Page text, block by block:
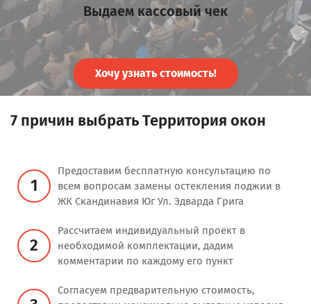
Выдаем кассовый чек
Хочу узнать стоимость!
7 причин выбрать Территория окон
1
Предоставим бесплатную консультацию по
всем вопросам замены остекления лоджии в
ЖК Скандинавия Юг Ул. Эдварда Грига
2
Рассчитаем индивидуальный проект в
необходимой комплектации, дадим
комментарии по каждому его пункт
Согласуем предварительную стоимость,